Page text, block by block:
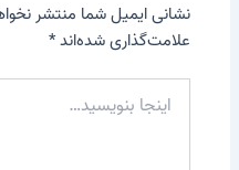
نشانی ایمیل شما منتشر
علامت‌گذاری شده‌اند*
اینجا
بنویسید…